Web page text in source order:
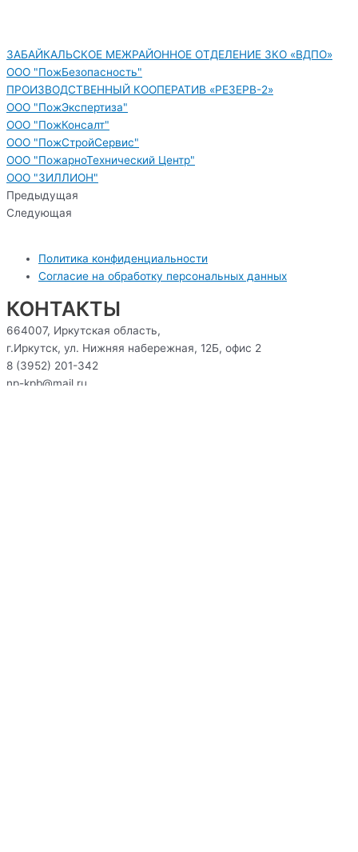
ЗАБАЙКАЛЬСКОЕ МЕЖРАЙОННОЕ ОТДЕЛЕНИЕ ЗКО «ВДПО»
ООО "ПожБезопасность"
ПРОИЗВОДСТВЕННЫЙ КООПЕРАТИВ «РЕЗЕРВ-2»
ООО "ПожЭкспертиза"
ООО "ПожКонсалт"
ООО "ПожСтройСервис"
ООО "ПожарноТехнический Центр"
ООО "ЗИЛЛИОН"
Предыдущая
Следующая
Политика конфиденциальности
Согласие на обработку персональных данных
КОНТАКТЫ
664007, Иркутская область,
г.Иркутск, ул. Нижняя набережная, 12Б, офис 2
8 (3952) 201-342
np-kpb@mail.ru